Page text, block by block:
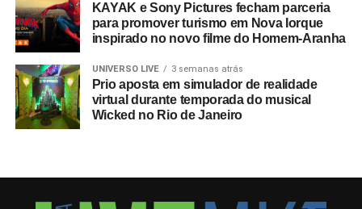
KAYAK e Sony Pictures fecham parceria
para promover turismo em Nova Iorque
inspirado no novo filme do Homem-Aranha
UNIVERSO LIVE 3 semanas atrás
Prio aposta em simulador de realidade
virtual durante temporada do musical
Wicked no Rio de Janeiro